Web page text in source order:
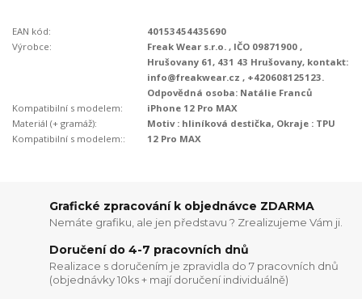
EAN kód:
40153454435690
Výrobce:
Freak Wear s.r.o. , IČO 09871900 ,
Hrušovany 61, 431 43 Hrušovany, kontakt:
info@freakwear.cz , +420608125123.
Odpovědná osoba: Natálie Franců
Kompatibilní s modelem:
iPhone 12 Pro MAX
Materiál (+ gramáž):
Motiv : hliníková destička, Okraje : TPU
Kompatibilní s modelem::
12 Pro MAX
Grafické zpracování k objednávce ZDARMA
Nemáte grafiku, ale jen představu ? Zrealizujeme Vám ji.
Doručení do 4-7 pracovních dnů
Realizace s doručením je zpravidla do 7 pracovních dnů
(objednávky 10ks + mají doručení individuálně)